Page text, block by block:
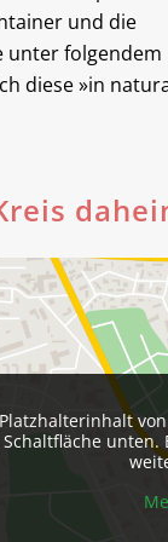
und die
unter folgendem
diese »in